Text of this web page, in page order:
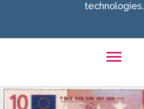
technologies.